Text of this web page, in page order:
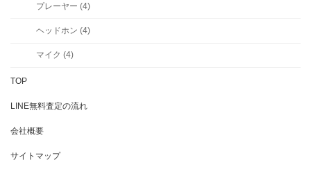
プレーヤー (4)
ヘッドホン (4)
マイク (4)
TOP
LINE無料査定の流れ
会社概要
サイトマップ